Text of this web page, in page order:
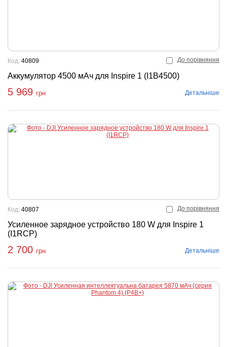
До порівняння
Аккумулятор 4500 мАч для Inspire 1 (I1B4500)
Код: 40809
5 969 грн Детальніше
До порівняння
Усиленное зарядное устройство 180 W для Inspire 1
(I1RCP)
Код: 40807
2 700 грн Детальніше